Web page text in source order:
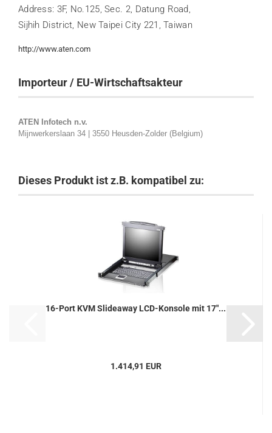
Address: 3F, No.125, Sec. 2, Datung Road,
Sijhih District, New Taipei City 221, Taiwan
http://www.aten.com
Importeur / EU-Wirtschaftsakteur
ATEN Infotech n.v.
Mijnwerkerslaan 34 | 3550 Heusden-Zolder (Belgium)
Dieses Produkt ist z.B. kompatibel zu:
16-Port KVM Slideaway LCD-Konsole mit 17"...
1.414,91 EUR